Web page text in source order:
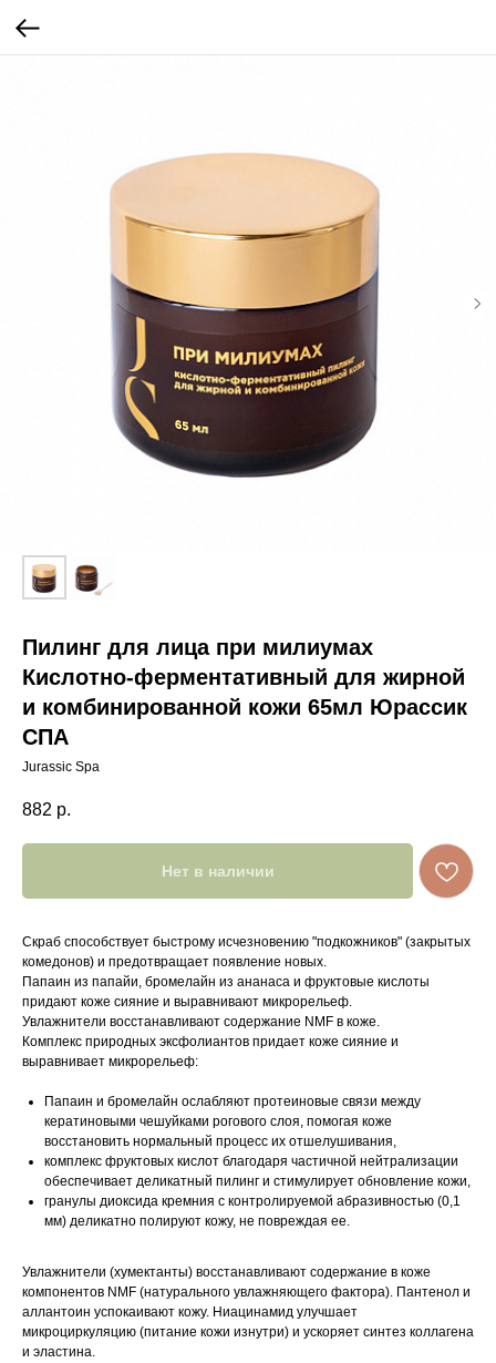
Пилинг для лица при милиумах
Кислотно-ферментативный для жирной
и комбинированной кожи 65мл Юрассик
СПА
Jurassic Spa
882 р.
Нет в наличии
Скраб способствует быстрому исчезновению "подкожников" (закрытых
комедонов) и предотвращает появление новых.
Папаин из папайи, бромелайн из ананаса и фруктовые кислоты
придают коже сияние и выравнивают микрорельеф.
Увлажнители восстанавливают содержание NMF в коже.
Комплекс природных эксфолиантов придает коже сияние и
выравнивает микрорельеф:
Папаин и бромелайн ослабляют протеиновые связи между
кератиновыми чешуйками рогового слоя, помогая коже
восстановить нормальный процесс их отшелушивания,
комплекс фруктовых кислот благодаря частичной нейтрализации
обеспечивает деликатный пилинг и стимулирует обновление кожи,
гранулы диоксида кремния с контролируемой абразивностью (0,1
мм) деликатно полируют кожу, не повреждая ее.
Увлажнители (хумектанты) восстанавливают содержание в коже
компонентов NMF (натурального увлажняющего фактора). Пантенол и
аллантоин успокаивают кожу. Ниацинамид улучшает
микроциркуляцию (питание кожи изнутри) и ускоряет синтез коллагена
и эластина.